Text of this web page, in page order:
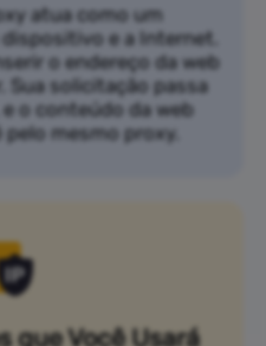
atua como um
e a Internet.
o endereço da web
Sua solicitação passa
o conteúdo da web
mesmo proxy.
que Você Usará